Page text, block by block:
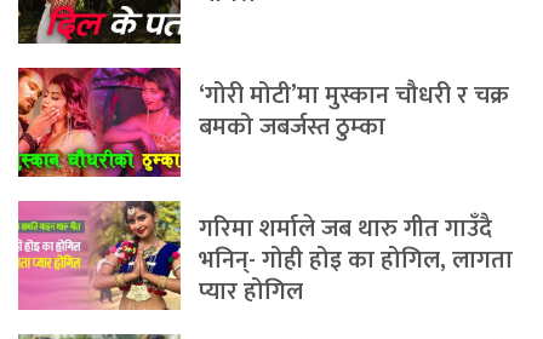
‘गोरी मोटी’मा मुस्कान चौधरी र चक्र
बमको जबर्जस्त ठुम्का
गरिमा शर्माले जब थारु गीत गाउँदै
भनिन्- गोही होइ का होगिल, लागता
प्यार होगिल